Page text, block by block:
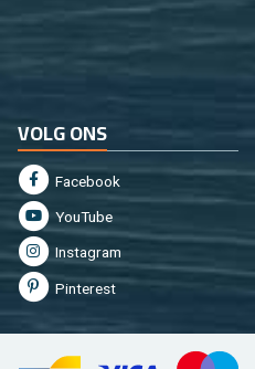
VOLG ONS
Fa­cebook
You­Tu­be
In­st­agram
Pin­te­rest